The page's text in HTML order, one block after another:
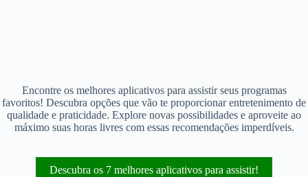
Encontre os melhores aplicativos para assistir seus programas
favoritos! Descubra opções que vão te proporcionar entretenimento de
qualidade e praticidade. Explore novas possibilidades e aproveite ao
máximo suas horas livres com essas recomendações imperdíveis.
Descubra os 7 melhores aplicativos para assistir!